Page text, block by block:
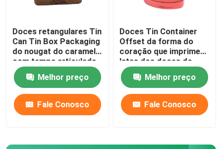
Doces retangulares Tin
Can Tin Box Packaging
do nougat do caramelo
com tampa articulada
Melhor preço
Fale Conosco
Doces Tin Container
Offset da forma do
coração que imprime
latas dos doces do
metal com tampa
Melhor preço
Fale Conosco